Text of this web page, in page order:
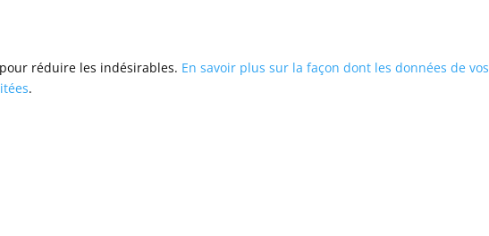
réduire les indésirables. En savoir plus sur la façon dont les données de vos
.